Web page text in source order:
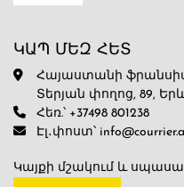
ԿԱՊ ՄԵԶ ՀԵՏ
Հայաստանի
Տերյան փողոց, 89,
Հեռ.՝ +37498 801238
Էլ․փոստ՝
Կայքի մշակում և